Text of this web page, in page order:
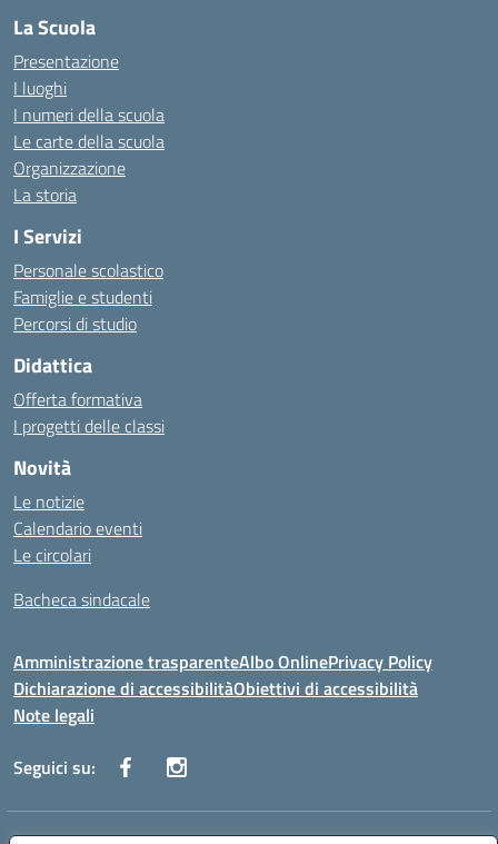
La Scuola
Presentazione
I luoghi
I numeri della scuola
Le carte della scuola
Organizzazione
La storia
I Servizi
Personale scolastico
Famiglie e studenti
Percorsi di studio
Didattica
Offerta formativa
I progetti delle classi
Novità
Le notizie
Calendario eventi
Le circolari
Bacheca sindacale
Amministrazione trasparenteAlbo OnlinePrivacy Policy
Dichiarazione di accessibilitàObiettivi di accessibilità
Note legali
Seguici su: